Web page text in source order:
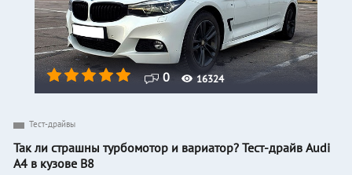
0 16324
Тест-драйвы
Так ли страшны турбомотор и вариатор? Тест-драйв Audi
A4 в кузове B8